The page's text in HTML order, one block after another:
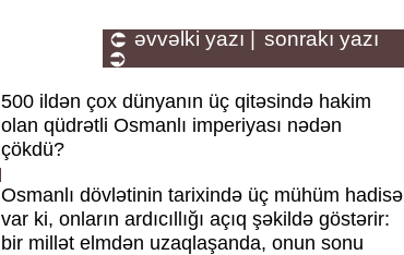
əvvəlki yazı | sonrakı yazı
500 ildən çox dünyanın üç qitəsində hakim
olan qüdrətli Osmanlı imperiyası nədən
çökdü?
Osmanlı dövlətinin tarixində üç mühüm hadisə
var ki, onların ardıcıllığı açıq şəkildə göstərir:
bir millət elmdən uzaqlaşanda, onun sonu